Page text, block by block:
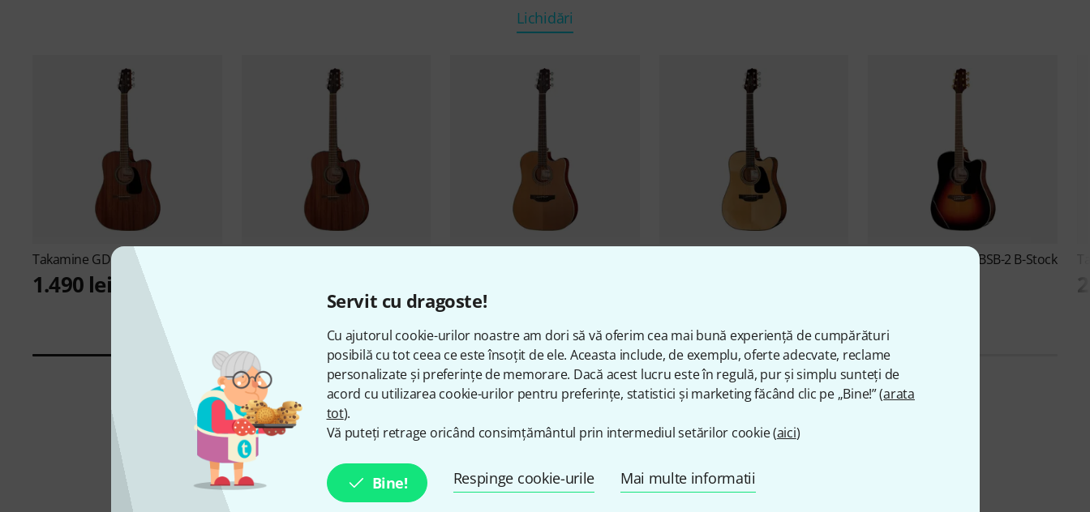
Servit cu dragoste!
Cu ajutorul cookie-urilor noastre am dori să vă oferim cea mai bună experiență de cumpărături
posibilă cu tot ceea ce este însoțit de ele. Aceasta include, de exemplu, oferte adecvate, reclame
personalizate și preferințe de memorare. Dacă acest lucru este în regulă, pur și simplu sunteți de
acord cu utilizarea cookie-urilor pentru preferințe, statistici și marketing făcând clic pe „Bine!” (arata
tot).
Vă puteți retrage oricând consimțământul prin intermediul setărilor cookie (aici)
Bine! Respinge cookie-urile Mai multe informatii
Lichidări
Takamine GD11MCENS B-Stock
1.490 lei
GD51CE-BSB-2 B-Stock
Despre Takamine